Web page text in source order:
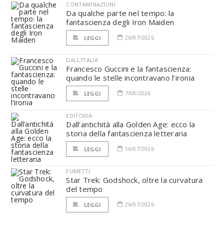
CONTAMINAZIONI
Da qualche parte nel tempo: la
fantascienza degli Iron Maiden
LEGGI 26/07/2026
DALL'ITALIA
Francesco Guccini e la fantascienza:
quando le stelle incontravano l’ironia
LEGGI 7/08/2026
EDITORIA
Dall’antichità alla Golden Age: ecco la
storia della fantascienza letteraria
LEGGI 16/07/2026
FUMETTI
Star Trek: Godshock, oltre la curvatura
del tempo
LEGGI 26/07/2026